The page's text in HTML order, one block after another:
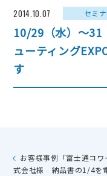
2014.10.07 セミ
10/29（水）～31
ューティング
す
お客様事例「富士通コワ
式会社様 納品書の1/4を